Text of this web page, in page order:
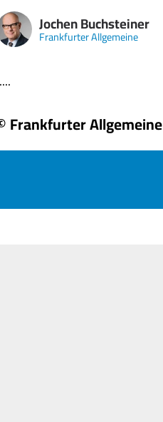
Jochen Buchsteiner
Frankfurter Allgemeine
Frankfurter Allgemeine